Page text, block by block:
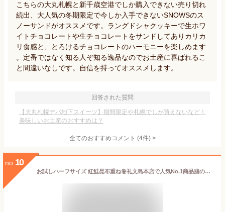
こちらの大丸札幌と新千歳空港でしか購入できない売り切れ
続出、大人気の冬期限定で今しか入手できないSNOWSのス
ノーサンドがオススメです。ラングドシャクッキーで生ホワ
イトチョコレートや生チョコレートをサンドしてありカリカ
リ食感と、とろけるチョコレートのハーモニーを楽しめます
。定番ではなく知る人ぞ知る逸品なのでお土産に喜ばれるこ
と間違いなしです。自信を持ってオススメします。
回答された質問
【大丸札幌デパ地下スイーツ】期間限定や札幌でしか買えないなど！
美味しいお土産のおすすめは？
全てのおすすめコメント (4件) >
no. 10
お試しハーフサイズ 紅鮭昆布重ね巻礼文島本店で人気No.1商品脂のりが良く、中骨まで柔らかい無添加の味こんぶ佃煮 利尻昆布 昆布巻き こぶまき 昆布巻 北海道 グルメ 食品 サーモン 鮭 シャケ 鮭